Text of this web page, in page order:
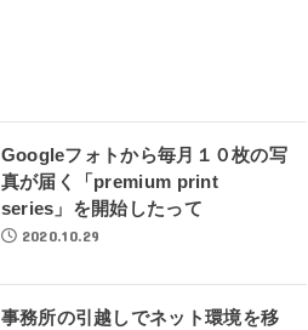
Googleフォトから毎月１０枚の写
真が届く「premium print
series」を開始したって
2020.10.29
事務所の引越しでネット環境を移